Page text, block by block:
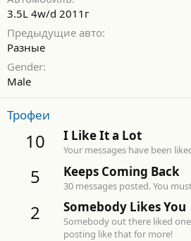
3.5L 4w/d 2011г
Предыдущие авто
Разные
Gender
Male
Трофеи
10 I Like It a Lot
Your messages have been
5 Keeps Coming Back
30 messages posted. You
2 Somebody Likes You
Somebody out there liked
posting like that for more!